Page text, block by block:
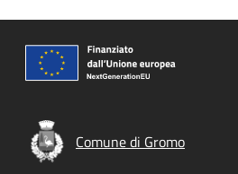
Comune di Gromo